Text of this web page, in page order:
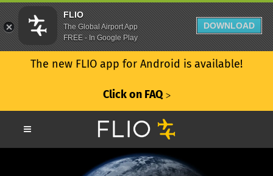
The new FLIO app for Android is available!
Click on FAQ ᐳ
FLIO
The Global Airport App
FREE - In Google Play
DOWNLOAD